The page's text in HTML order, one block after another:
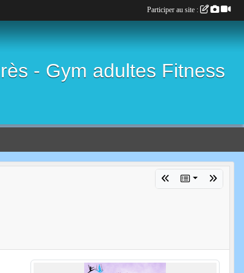
- Gym adultes Fitness
Participer au site :